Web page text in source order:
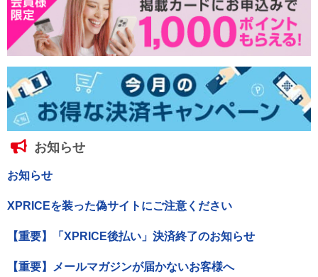
お知らせ
お知らせ
XPRICEを装った偽サイトにご注意ください
【重要】「XPRICE後払い」決済終了のお知らせ
【重要】メールマガジンが届かないお客様へ